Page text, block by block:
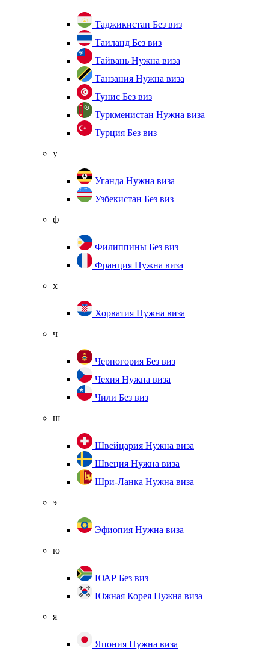
Таджикистан Без виз
Таиланд Без виз
Тайвань Нужна виза
Танзания Нужна виза
Тунис Без виз
Туркменистан Нужна виза
Турция Без виз
у
Уганда Нужна виза
Узбекистан Без виз
ф
Филиппины Без виз
Франция Нужна виза
х
Хорватия Нужна виза
ч
Черногория Без виз
Чехия Нужна виза
Чили Без виз
ш
Швейцария Нужна виза
Швеция Нужна виза
Шри-Ланка Нужна виза
э
Эфиопия Нужна виза
ю
ЮАР Без виз
Южная Корея Нужна виза
я
Япония Нужна виза